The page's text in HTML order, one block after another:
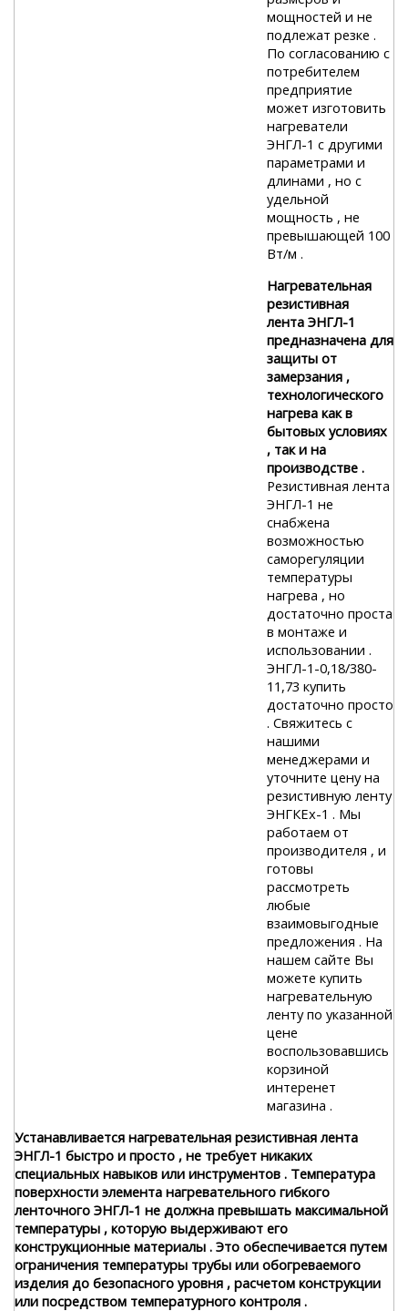
мощностей и не
подлежат резке .
По согласованию с
потребителем
предприятие
может изготовить
нагреватели
ЭНГЛ-1 с другими
параметрами и
длинами , но с
удельной
мощность , не
превышающей 100
Вт/м .
Нагревательная
резистивная
лента ЭНГЛ-1
предназначена для
защиты от
замерзания ,
технологического
нагрева как в
бытовых условиях
, так и на
производстве .
Резистивная лента
ЭНГЛ-1 не
снабжена
возможностью
саморегуляции
температуры
нагрева , но
достаточно проста
в монтаже и
использовании .
ЭНГЛ-1-0,18/380-
11,73 купить
достаточно просто
. Свяжитесь с
нашими
менеджерами и
уточните цену на
резистивную ленту
ЭНГКЕх-1 . Мы
работаем от
производителя , и
готовы
рассмотреть
любые
взаимовыгодные
предложения . На
нашем сайте Вы
можете купить
нагревательную
ленту по указанной
цене
воспользовавшись
корзиной
интеренет
магазина .
Устанавливается нагревательная резистивная лента
ЭНГЛ-1 быстро и просто , не требует никаких
специальных навыков или инструментов . Температура
поверхности элемента нагревательного гибкого
ленточного ЭНГЛ-1 не должна превышать максимальной
температуры , которую выдерживают его
конструкционные материалы . Это обеспечивается путем
ограничения температуры трубы или обогреваемого
изделия до безопасного уровня , расчетом конструкции
или посредством температурного контроля .